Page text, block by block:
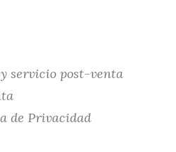
servicio post-venta
de Privacidad